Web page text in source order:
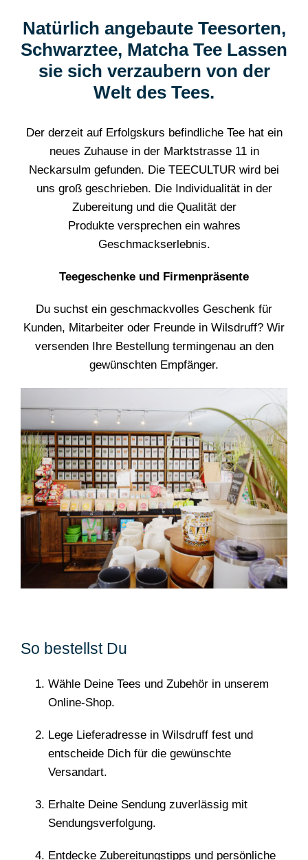
Natürlich angebaute Teesorten,
Schwarztee, Matcha Tee Lassen
sie sich verzaubern von der
Welt des Tees.
Der derzeit auf Erfolgskurs befindliche Tee hat ein
neues Zuhause in der Marktstrasse 11 in
Neckarsulm gefunden. Die TEECULTUR wird bei
uns groß geschrieben. Die Individualität in der
Zubereitung und die Qualität der
Produkte versprechen ein wahres
Geschmackserlebnis.
Teegeschenke und Firmenpräsente
Du suchst ein geschmackvolles Geschenk für
Kunden, Mitarbeiter oder Freunde in Wilsdruff? Wir
versenden Ihre Bestellung termingenau an den
gewünschten Empfänger.
So bestellst Du
Wähle Deine Tees und Zubehör in unserem
Online-Shop.
Lege Lieferadresse in Wilsdruff fest und
entscheide Dich für die gewünschte
Versandart.
Erhalte Deine Sendung zuverlässig mit
Sendungsverfolgung.
Entdecke Zubereitungstipps und persönliche